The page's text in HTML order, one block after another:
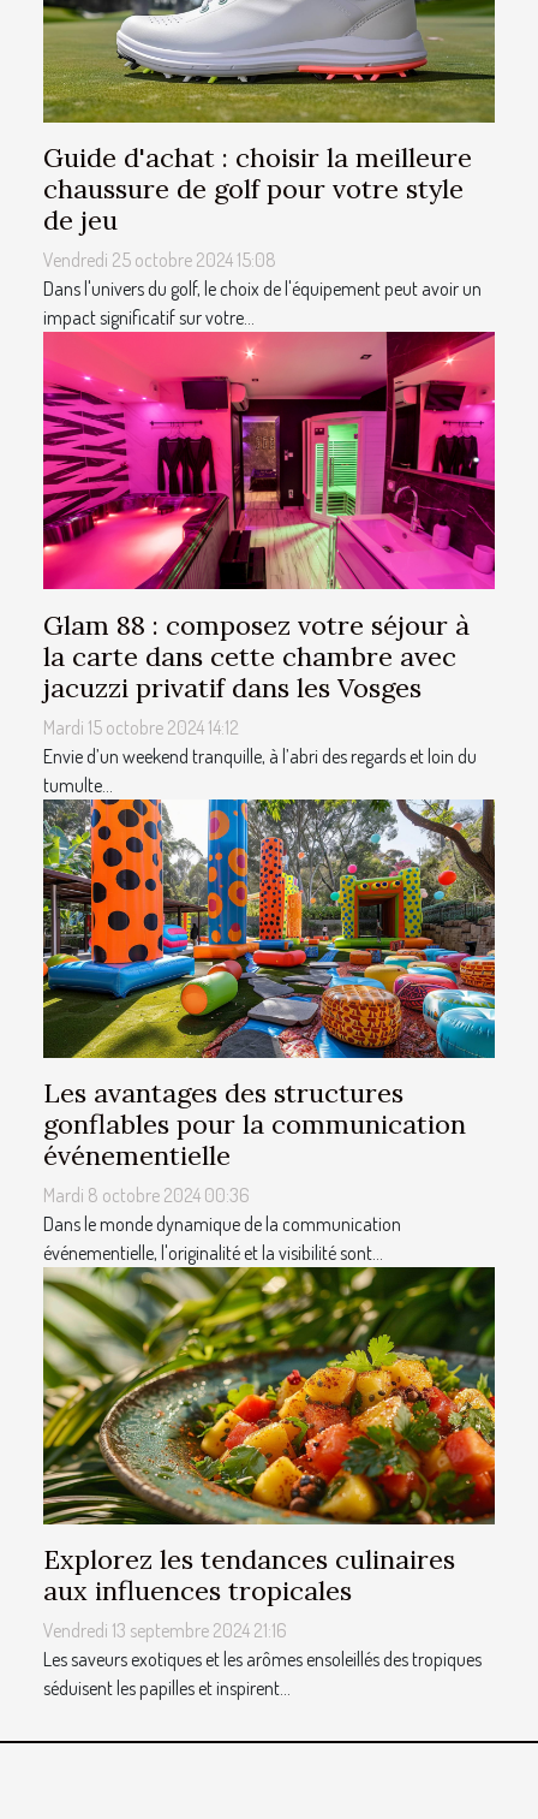
Guide d'achat : choisir la meilleure
chaussure de golf pour votre style
de jeu
Vendredi 25 octobre 2024 15:08
Dans l'univers du golf, le choix de l'équipement peut avoir un
impact significatif sur votre...
Glam 88 : composez votre séjour à
la carte dans cette chambre avec
jacuzzi privatif dans les Vosges
Mardi 15 octobre 2024 14:12
Envie d’un weekend tranquille, à l’abri des regards et loin du
tumulte...
Les avantages des structures
gonflables pour la communication
événementielle
Mardi 8 octobre 2024 00:36
Dans le monde dynamique de la communication
événementielle, l'originalité et la visibilité sont...
Explorez les tendances culinaires
aux influences tropicales
Vendredi 13 septembre 2024 21:16
Les saveurs exotiques et les arômes ensoleillés des tropiques
séduisent les papilles et inspirent...